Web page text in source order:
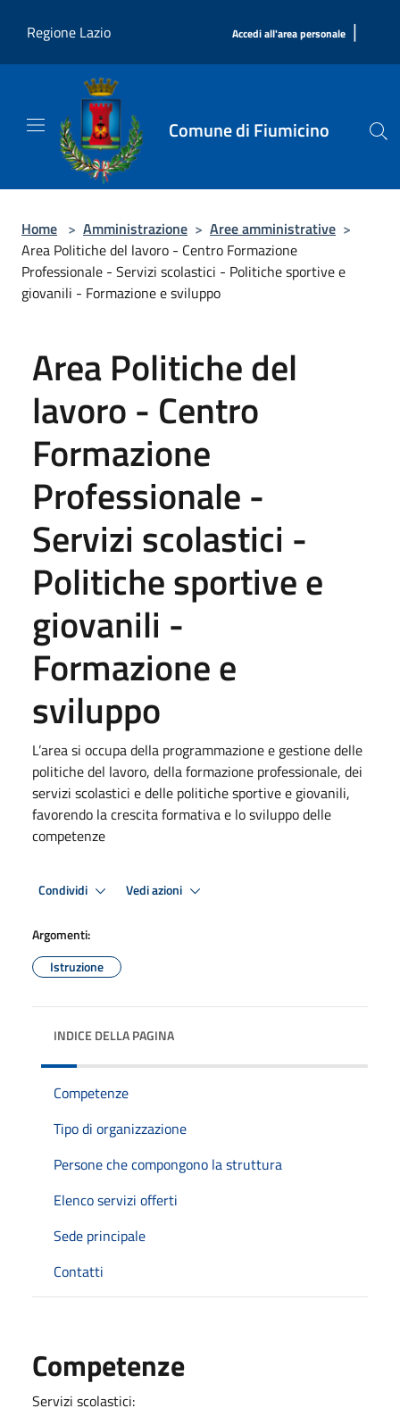
Regione Lazio
Accedi all'area personale |
Comune di Fiumicino
Home > Amministrazione > Aree amministrative >
Area Politiche del lavoro - Centro Formazione
Professionale - Servizi scolastici - Politiche sportive e
giovanili - Formazione e sviluppo
Area Politiche del
lavoro - Centro
Formazione
Professionale -
Servizi scolastici -
Politiche sportive e
giovanili -
Formazione e
sviluppo
L’area si occupa della programmazione e gestione delle
politiche del lavoro, della formazione professionale, dei
servizi scolastici e delle politiche sportive e giovanili,
favorendo la crescita formativa e lo sviluppo delle
competenze
Condividi Vedi azioni
Argomenti:
Istruzione
INDICE DELLA PAGINA
Competenze
Tipo di organizzazione
Persone che compongono la struttura
Elenco servizi offerti
Sede principale
Contatti
Competenze
Servizi scolastici: